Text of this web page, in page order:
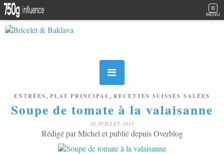
MENU
ENTRÉES, PLAT PRINCIPAL, RECETTES SUISSES SALÉES
Soupe de tomate à la valaisanne
20 JUILLET 2025
Rédigé par Michel et publié depuis Overblog